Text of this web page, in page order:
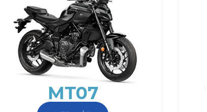
MT07